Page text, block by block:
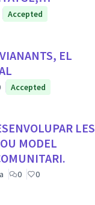
BAIXA...
Accepted
EL
Accepted
LES
MODEL
0 0